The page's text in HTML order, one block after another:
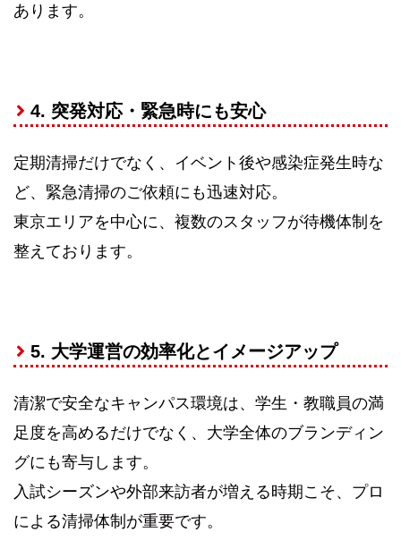
あります。
4. 突発対応・緊急時にも安心
定期清掃だけでなく、イベント後や感染症発生時な
ど、緊急清掃のご依頼にも迅速対応。
東京エリアを中心に、複数のスタッフが待機体制を
整えております。
5. 大学運営の効率化とイメージアップ
清潔で安全なキャンパス環境は、学生・教職員の満
足度を高めるだけでなく、大学全体のブランディン
グにも寄与します。
入試シーズンや外部来訪者が増える時期こそ、プロ
による清掃体制が重要です。